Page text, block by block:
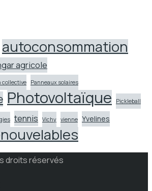
autoconsommation
agricole
collective Panneaux solaires
Photovoltaïque Pickleball
tennis Vichy vienne Yvelines
droits réservés